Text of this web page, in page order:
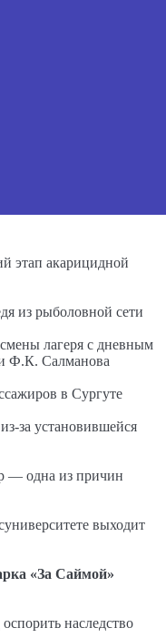
этап акарицидной
из рыболовной сети
лагеря с дневным
Ф.К. Салманова
в Сургуте
за установившейся
— одна из причин
выходит
«За Саймой»
наследство